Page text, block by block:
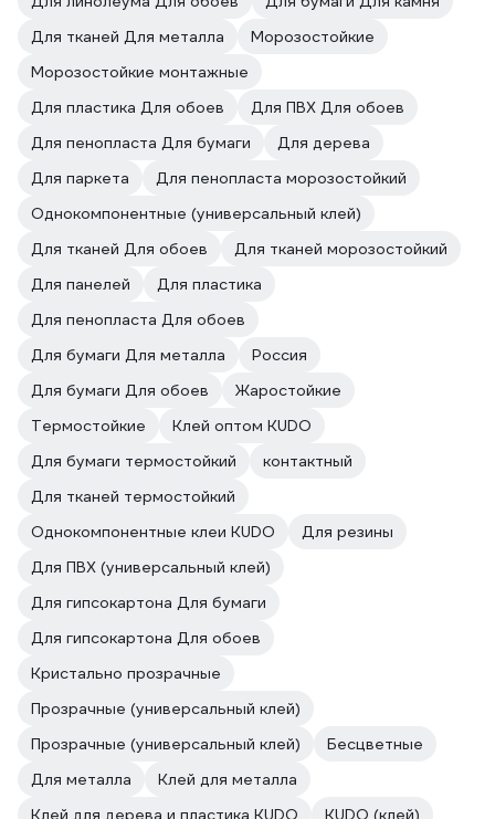
Для тканей Для металла
Морозостойкие
Морозостойкие монтажные
Для пластика Для обоев
Для ПВХ Для обоев
Для пенопласта Для бумаги
Для дерева
Для паркета
Для пенопласта морозостойкий
Однокомпонентные (универсальный клей)
Для тканей Для обоев
Для тканей морозостойкий
Для панелей
Для пластика
Для пенопласта Для обоев
Для бумаги Для металла
Россия
Для бумаги Для обоев
Жаростойкие
Термостойкие
Клей оптом KUDO
Для бумаги термостойкий
контактный
Для тканей термостойкий
Однокомпонентные клеи KUDO
Для резины
Для ПВХ (универсальный клей)
Для гипсокартона Для бумаги
Для гипсокартона Для обоев
Кристально прозрачные
Прозрачные (универсальный клей)
Прозрачные (универсальный клей)
Бесцветные
Для металла
Клей для металла
Клей для дерева и пластика KUDO
KUDO (клей)